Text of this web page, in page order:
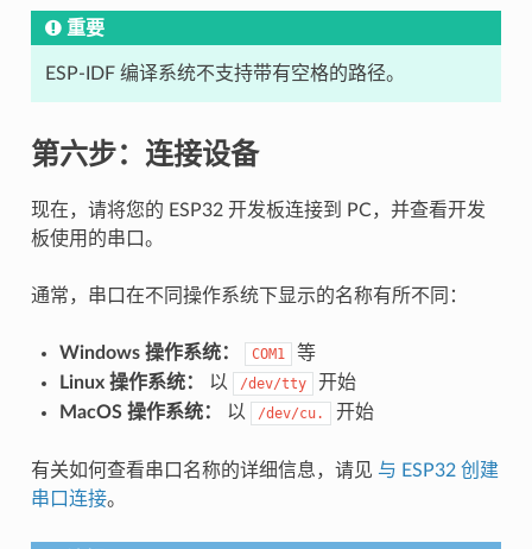
重要
ESP-IDF 编译系统不支持带有空格的路径。
第六步：连接设备
现在，请将您的 ESP32 开发板连接到 PC，并查看开发
板使用的串口。
通常，串口在不同操作系统下显示的名称有所不同：
Windows 操作系统： COM1
等
Linux 操作系统：
以 /dev/tty
开始
MacOS 操作系统：
以 /dev/cu. 开始
有关如何查看串口名称的详细信息，请见 与 ESP32 创建
串口连接。